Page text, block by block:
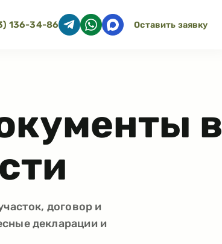
136-34-86 Оставить заявку
в
договор и
декларации и